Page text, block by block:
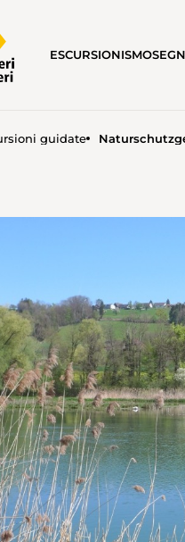
ESCURSIONISMO
guidate